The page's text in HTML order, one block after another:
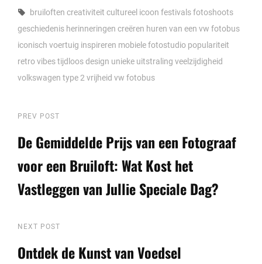
Tags,
bruiloften creativiteit cultureel icoon festivalsfotoshoots
geschiedenis herinneringen creëren huren van een vw fotobus
iconisch voertuig inspireren mobiele fotostudio populariteit
retro vibestijdloos design unieke uitstraling veelzijdigheid
volkswagen type 2 vrijheid vw fotobus
Berichtnavigatie
Previous
Post
PREV POST
De Gemiddelde Prijs van een Fotograaf
voor een Bruiloft: Wat Kost het
Vastleggen van Jullie Speciale Dag?
Next
Post
NEXT POST
Ontdek de Kunst van Voedsel